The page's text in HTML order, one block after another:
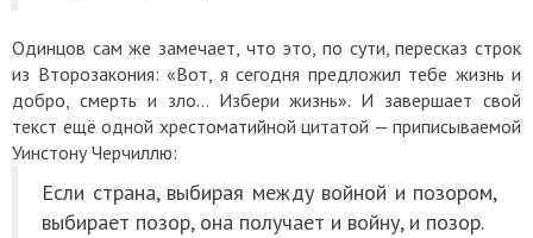
Одинцов сам же замечает, что это, по сути, пересказ строк
из Второзакония: «Вот, я сегодня предложил тебе жизнь и
добро, смерть и зло… Избери жизнь». И завершает свой
текст ещё одной хрестоматийной цитатой — приписываемой
Уинстону Черчиллю:
Если страна, выбирая между войной и позором,
выбирает позор, она получает и войну, и позор.